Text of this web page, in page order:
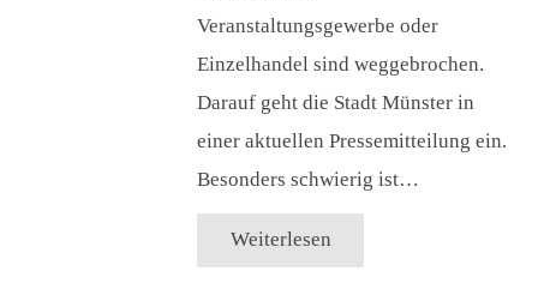
Veranstaltungsgewerbe oder
Einzelhandel sind weggebrochen.
Darauf geht die Stadt Münster in
einer aktuellen Pressemitteilung ein.
Besonders schwierig ist…
Weiterlesen